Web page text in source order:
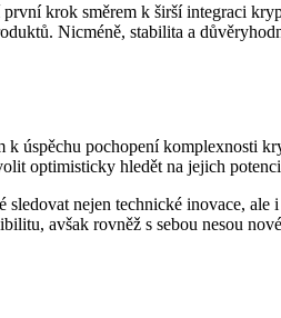
krok směrem k širší integraci
Nicméně, stabilita a
úspěchu pochopení komplexnosti
optimisticky hledět na jejich
nejen technické inovace,
avšak rovněž s sebou nesou